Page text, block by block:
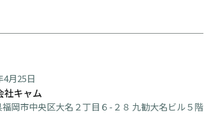
4月25日
社キャム
岡市中央区大名２丁目６-２８ 九勧大名ビル５階